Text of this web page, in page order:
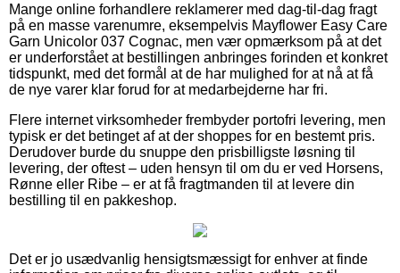
Mange online forhandlere reklamerer med dag-til-dag fragt
på en masse varenumre, eksempelvis Mayflower Easy Care
Garn Unicolor 037 Cognac, men vær opmærksom på at det
er underforstået at bestillingen anbringes forinden et konkret
tidspunkt, med det formål at de har mulighed for at nå at få
de nye varer klar forud for at medarbejderne har fri.
Flere internet virksomheder frembyder portofri levering, men
typisk er det betinget af at der shoppes for en bestemt pris.
Derudover burde du snuppe den prisbilligste løsning til
levering, der oftest – uden hensyn til om du er ved Horsens,
Rønne eller Ribe – er at få fragtmanden til at levere din
bestilling til en pakkeshop.
Det er jo usædvanlig hensigtsmæssigt for enhver at finde